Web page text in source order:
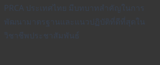
PRCA ประเทศไทย มีบทบาทสำคัญในการ
พัฒนามาตรฐานและแนวปฏิบัติที่ดีที่สุดใน
วิชาชีพประชาสัมพันธ์